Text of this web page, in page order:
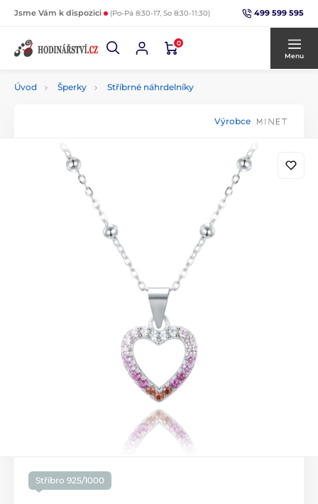
Jsme Vám k dispozici (Po-Pá 8:30-17, So 8:30-11:30) 499 599 595
0
Menu
Úvod Šperky Stříbrné náhrdelníky
Výrobce
Stříbro 925/1000